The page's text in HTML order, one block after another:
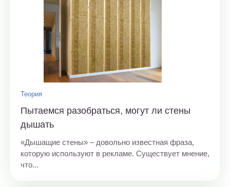
Теория
Пытаемся разобраться, могут ли стены
дышать
«Дышащие стены» – довольно известная фраза,
которую используют в рекламе. Существует мнение,
что...